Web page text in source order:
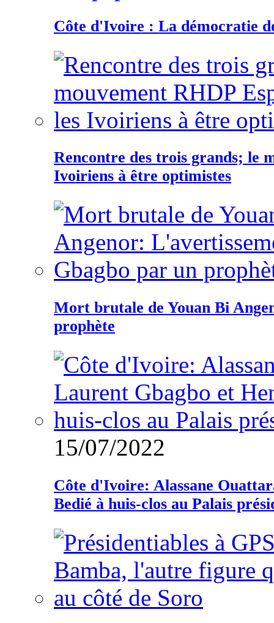
Côte d'Ivoire : La démocratie
Rencontre des trois grands; le
Ivoiriens à être optimistes
Mort brutale de Youan Bi
prophète
15/07/2022
Côte d'Ivoire: Alassane
Bedié à huis-clos au Palais